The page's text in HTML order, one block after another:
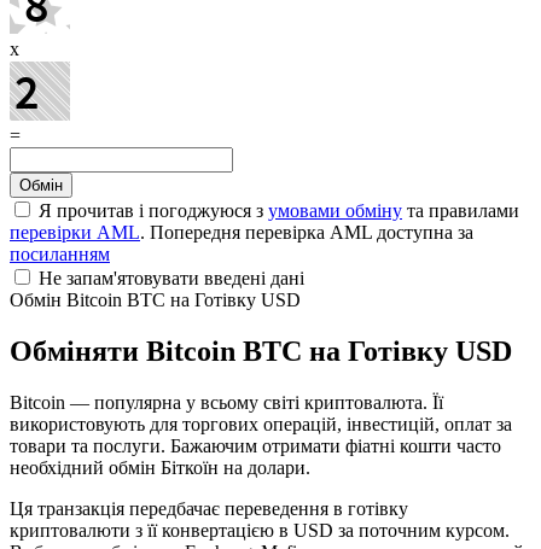
x
=
Я прочитав і погоджуюся з умовами обміну та правилами
перевірки AML. Попередня перевірка AML доступна за
посиланням
Не запам'ятовувати введені дані
Обмін Bitcoin BTC на Готівку USD
Обміняти Bitcoin BTC на Готівку USD
Bitcoin — популярна у всьому світі криптовалюта. Її
використовують для торгових операцій, інвестицій, оплат за
товари та послуги. Бажаючим отримати фіатні кошти часто
необхідний обмін Біткоїн на долари.
Ця транзакція передбачає переведення в готівку
криптовалюти з її конвертацією в USD за поточним курсом.